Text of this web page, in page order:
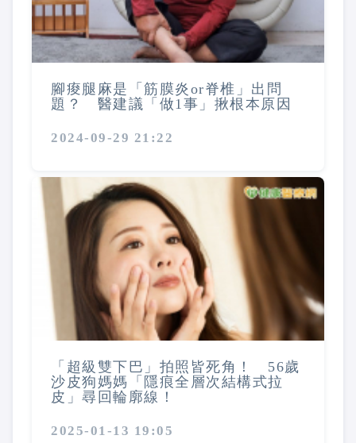
腳痠腿麻是「筋膜炎or脊椎」出問
題？ 醫建議「做1事」揪根本原因
2024-09-29 21:22
「超級雙下巴」拍照皆死角！ 56歲
沙皮狗媽媽「隱痕全層次結構式拉
皮」尋回輪廓線！
2025-01-13 19:05